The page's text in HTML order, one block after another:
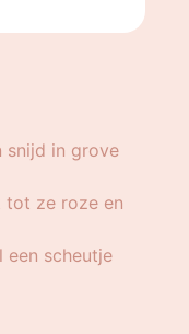
snijd in grove
tot ze roze en
een scheutje